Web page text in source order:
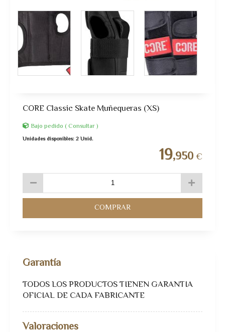
CORE Classic Skate Muñequeras (XS)
Bajo pedido ( Consultar )
Unidades disponibles: 2 Unid.
19,950€
COMPRAR
Garantía
TODOS LOS PRODUCTOS TIENEN GARANTIA
OFICIAL DE CADA FABRICANTE
Valoraciones